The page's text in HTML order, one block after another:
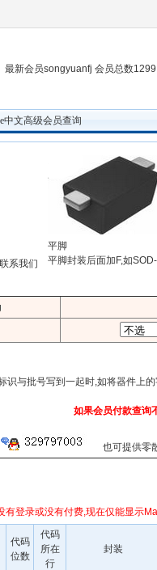
最新会员songyuanfj 会员总数1299
中文高级会员查询
系我们
平脚
平脚封装后面加F,如
识与批号写到一起时,如将器件上
如果会员付款查询
也可提供零
有登录或没有付费,现在仅能显示
代码
位数
代码
所在
行
封装